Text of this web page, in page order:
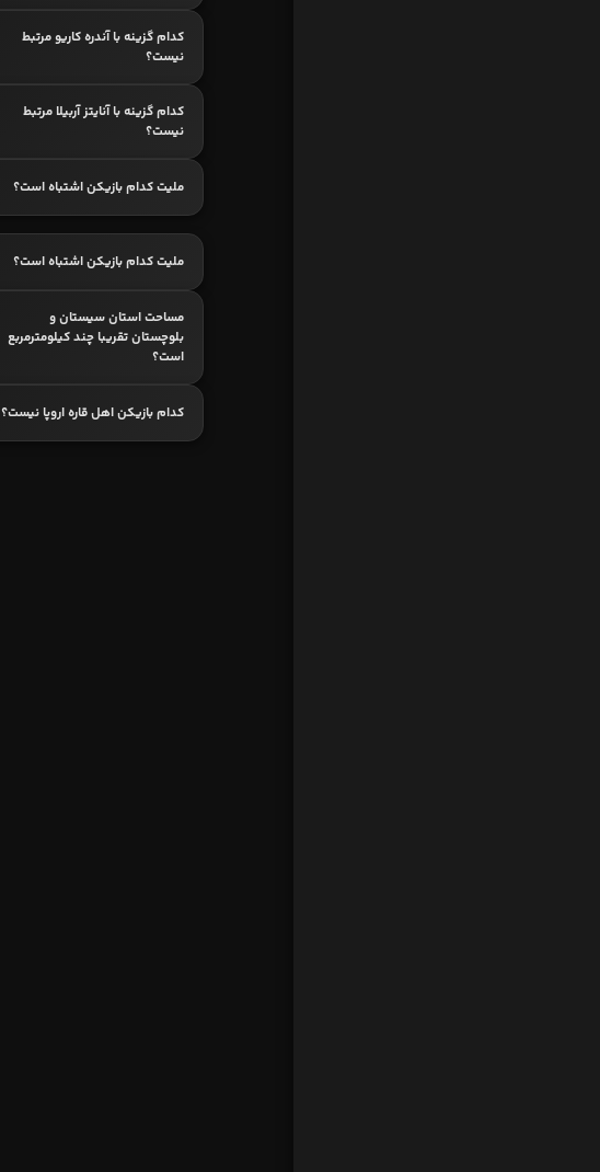
کدام گزینه با آندره کاریو مرتبط
نیست؟
کدام گزینه با آنایتز آربیلا مرتبط
نیست؟
ملیت کدام بازیکن اشتباه است؟
ملیت کدام بازیکن اشتباه است؟
مساحت استان سیستان و
بلوچستان تقریبا چند کیلومترمربع
است؟
کدام بازیکن اهل قاره اروپا نیست؟